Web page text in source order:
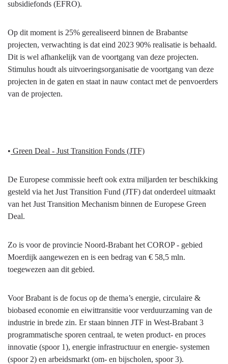
subsidiefonds (EFRO).
Op dit moment is 25% gerealiseerd binnen de Brabantse
projecten, verwachting is dat eind 2023 90% realisatie is behaald.
Dit is wel afhankelijk van de voortgang van deze projecten.
Stimulus houdt als uitvoeringsorganisatie de voortgang van deze
projecten in de gaten en staat in nauw contact met de penvoerders
van de projecten.
• Green Deal - Just Transition Fonds (JTF)
De Europese commissie heeft ook extra miljarden ter beschikking
gesteld via het Just Transition Fund (JTF) dat onderdeel uitmaakt
van het Just Transition Mechanism binnen de Europese Green
Deal.
Zo is voor de provincie Noord-Brabant het COROP - gebied
Moerdijk aangewezen en is een bedrag van € 58,5 mln.
toegewezen aan dit gebied.
Voor Brabant is de focus op de thema’s energie, circulaire &
biobased economie en eiwittransitie voor verduurzaming van de
industrie in brede zin. Er staan binnen JTF in West-Brabant 3
programmatische sporen centraal, te weten product- en proces
innovatie (spoor 1), energie infrastructuur en energie- systemen
(spoor 2) en arbeidsmarkt (om- en bijscholen, spoor 3).